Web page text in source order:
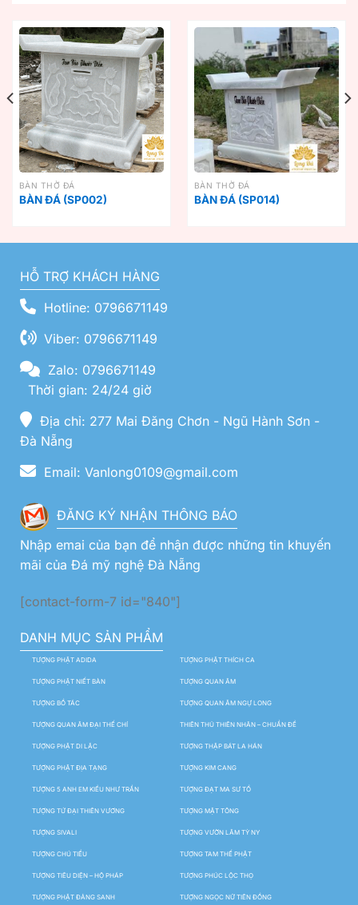
BÀN THỜ ĐÁ
BÀN ĐÁ (SP002)
BÀN THỜ ĐÁ
BÀN ĐÁ (SP014)
HỖ TRỢ KHÁCH HÀNG
Hotline: 0796671149
Viber: 0796671149
Zalo: 0796671149
Thời gian: 24/24 giờ
Địa chỉ: 277 Mai Đăng Chơn - Ngũ Hành Sơn -
Đà Nẵng
Email: Vanlong0109@gmail.com
ĐĂNG KÝ NHẬN THÔNG BÁO
Nhập emai của bạn để nhận được những tin khuyến
mãi của Đá mỹ nghệ Đà Nẵng
[contact-form-7 id="840"]
DANH MỤC SẢN PHẨM
TƯỢNG PHẬT ADIDA TƯỢNG PHẬT THÍCH CA
TƯỢNG PHẬT NIẾT BÀN TƯỢNG QUAN ÂM
TƯỢNG BỒ TÁC TƯỢNG QUAN ÂM NGỰ LONG
TƯỢNG QUAN ÂM ĐẠI THẾ CHÍ THIÊN THỦ THIÊN NHÃN – CHUẨN ĐỀ
TƯỢNG PHẬT DI LẶC TƯỢNG THẬP BÁT LA HÁN
TƯỢNG PHẬT ĐỊA TẠNG TƯỢNG KIM CANG
TƯỢNG 5 ANH EM KIỀU NHƯ TRẦN TƯỢNG ĐẠT MA SƯ TỔ
TƯỢNG TỨ ĐẠI THIÊN VƯƠNG TƯỢNG MẬT TÔNG
TƯỢNG SIVALI TƯỢNG VƯỜN LÂM TỲ NY
TƯỢNG CHÚ TIỂU TƯỢNG TAM THẾ PHẬT
TƯỢNG TIÊU DIỆN – HỘ PHÁP TƯỢNG PHÚC LỘC THỌ
TƯỢNG PHẬT ĐẢNG SANH TƯỢNG NGỌC NỮ TIÊN ĐỒNG